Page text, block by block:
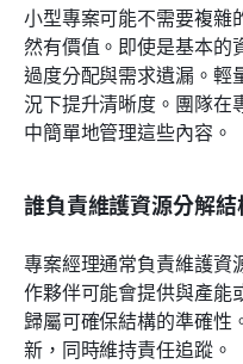
小型專案可能不需要複雜
然有價值。即使是基本的
過度分配與需求遺漏。輕
況下提升清晰度。團隊在
中簡單地管理這些內容。
誰負責維護資源分解結
專案經理通常負責維護資
作夥伴可能會提供與產能
歸屬可確保結構的準確性
新，同時維持責任追蹤。